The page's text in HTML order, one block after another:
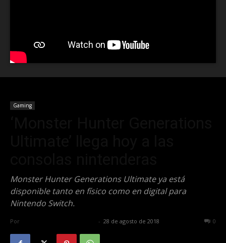
Gaming
Monster Hunter Generations Ultimate ya está
disponible tanto en físico como en digital para
Nintendo Switch.
Por - 28 de agosto de 2018 0